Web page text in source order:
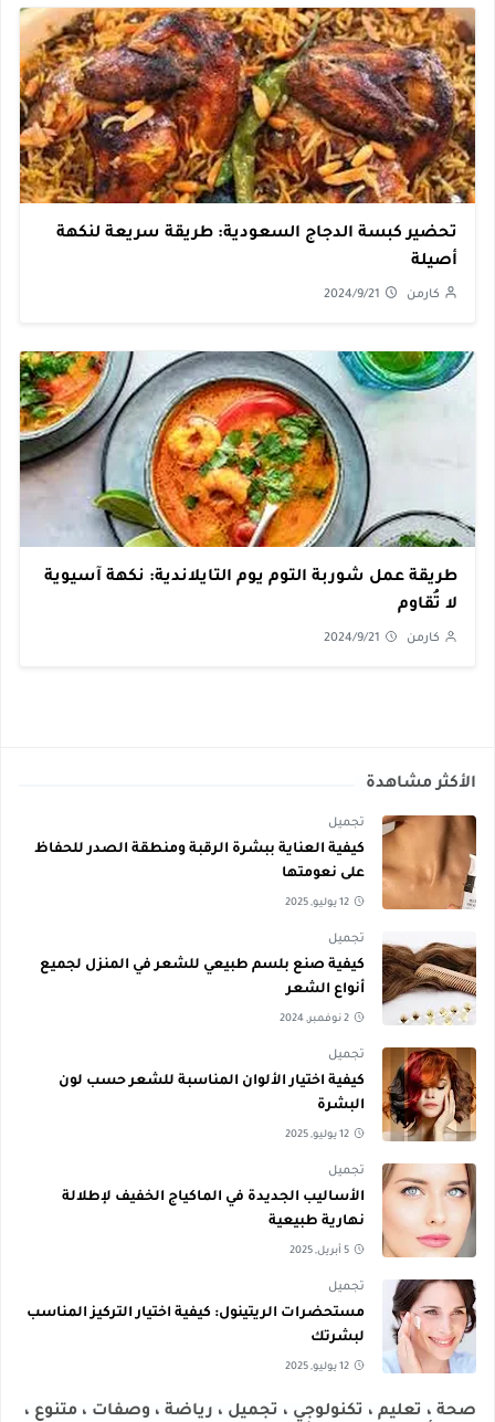
تحضير كبسة الدجاج السعودية: طريقة سريعة لنكهة
أصيلة
كارمن 2024/9/21
طريقة عمل شوربة التوم يوم التايلاندية: نكهة آسيوية
لا تُقاوم
كارمن 2024/9/21
الأكثر مشاهدة
تجميل
كيفية العناية ببشرة الرقبة ومنطقة الصدر للحفاظ
على نعومتها
12 يوليو, 2025
تجميل
كيفية صنع بلسم طبيعي للشعر في المنزل لجميع
أنواع الشعر
2 نوفمبر, 2024
تجميل
كيفية اختيار الألوان المناسبة للشعر حسب لون
البشرة
12 يوليو, 2025
تجميل
الأساليب الجديدة في الماكياج الخفيف لإطلالة
نهارية طبيعية
5 أبريل, 2025
تجميل
مستحضرات الريتينول: كيفية اختيار التركيز المناسب
لبشرتك
12 يوليو, 2025
صحة ، تعليم ، تكنولوجي ، تجميل ، رياضة ، وصفات ، متنوع ،